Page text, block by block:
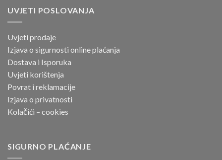
UVJETI POSLOVANJA
Uvjeti prodaje
Izjava o sigurnosti onlineplaćanja
Dostava i Isporuka
Uvjeti korištenja
Povrat i reklamacije
Izjava o privatnosti
Kolačići – cookies
SIGURNO PLAĆANJE